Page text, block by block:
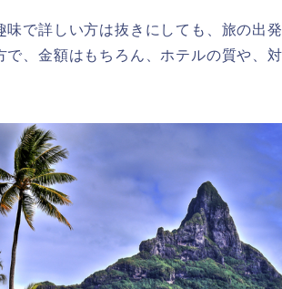
味で詳しい方は抜きにしても、旅の出
で、金額はもちろん、ホテルの質や、